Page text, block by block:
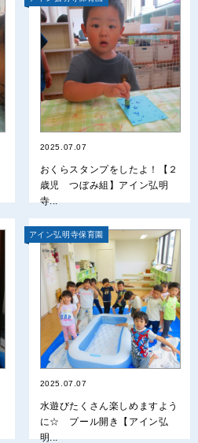
2025.07.07
おくらスタンプをしたよ！【２
歳児 つぼみ組】アイン弘明
寺...
アイン弘明寺保育園
2025.07.07
水遊びたくさん楽しめますよう
に☆ プール開き【アイン弘
明...